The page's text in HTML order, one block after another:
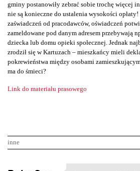
gminy postanowiły zebrać sobie trochę więcej
nie są konieczne do ustalenia wysokości
zaświadczeń od pracodawców, oświadczeń
zameldowane pod danym adresem przebywają
dziecka lub domu opieki społecznej. Jednak
zrodził się w Kartuzach – mieszkańcy mieli
pokrewieństwa między osobami
ma do śmieci?
Link do materiału prasowego
inne